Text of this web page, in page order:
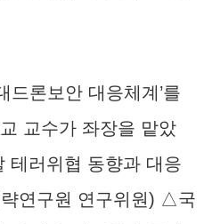
드론보안 대응체계’를
교수가 좌장을 맡았
러위협 동향과 대응
연구원 연구위원) △국